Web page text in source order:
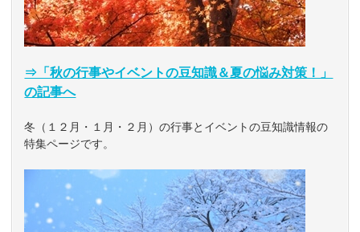
⇒「秋の行事やイベントの豆知識＆夏の悩み対策！」
の記事へ
冬（１２月・１月・２月）の行事とイベントの豆知識情報の
特集ページです。